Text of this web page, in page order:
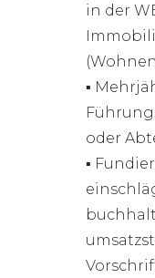
in der
▪
oder
▪